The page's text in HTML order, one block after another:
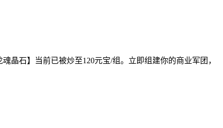
石】当前已被炒至120元宝/组。立即组建你的商业军团，